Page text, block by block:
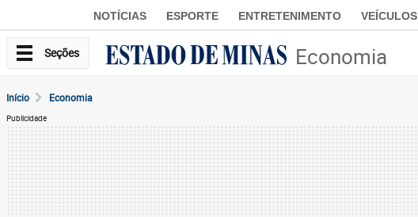
NOTÍCIAS ESPORTE ENTRETENIMENTO VEÍCULOS
Seções Economia
Início Economia
Publicidade